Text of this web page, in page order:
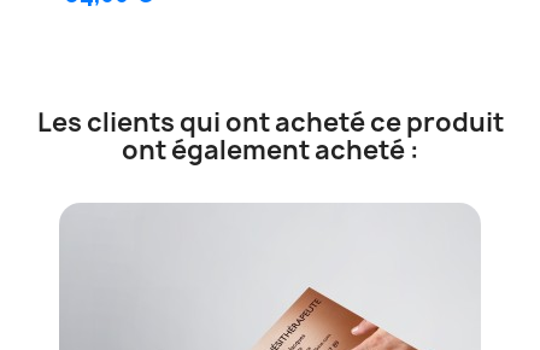
Les clients qui ont acheté ce produit
ont également acheté :